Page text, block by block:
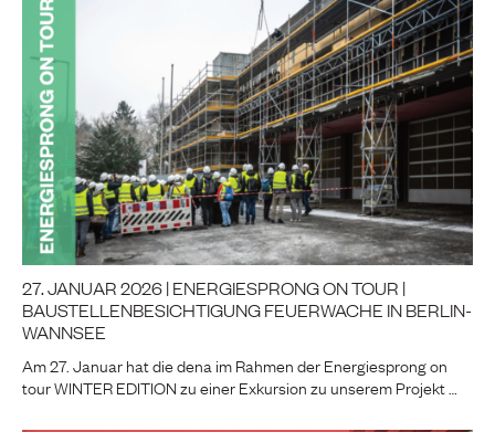
27. JANUAR 2026 | ENERGIESPRONG ON TOUR |
BAUSTELLENBESICHTIGUNG FEUERWACHE IN BERLIN-
WANNSEE
Am 27. Januar hat die dena im Rahmen der Energiesprong on
tour WINTER EDITION zu einer Exkursion zu unserem Projekt …